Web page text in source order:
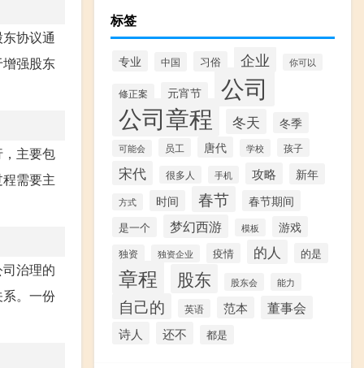
协议通
强股东
主要包
需要主
治理的
。一份
标签
专业 中国 习俗 企业 你可以
修正案 元宵节 公司
公司章程 冬天 冬季
可能会 员工 唐代 学校 孩子
宋代 很多人 手机 攻略 新年
方式 时间 春节 春节期间
是一个 梦幻西游 模板 游戏
独资 独资企业 疫情 的人 的是
章程 股东 股东会 能力
自己的 英语 范本 董事会
诗人 还不 都是